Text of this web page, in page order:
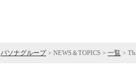
パソナグループ> NEWS＆TOPICS > 一覧 >